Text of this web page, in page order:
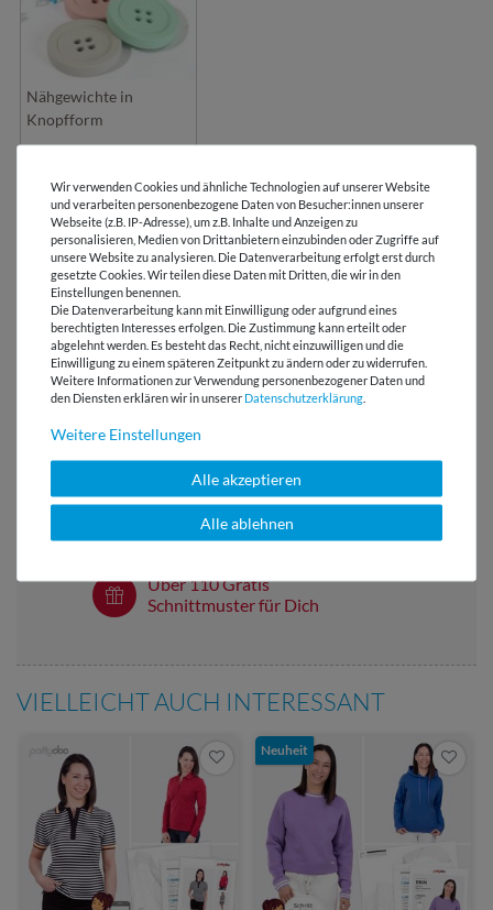
Nähgewichte in
Knopfform
BEWERTUNGEN ( 3 )
HERSTELLERINFORMATIONEN
Versandkostenfrei ab 60 € -
E-Mail Kundenservice
Antwort in 24h
Über 98% positive
Bewertungen
Über 110 Gratis
Schnittmuster für Dich
VIELLEICHT AUCH INTERESSANT
Neuheit
Wir verwenden Cookies und ähnliche Technologien auf unserer Website
und verarbeiten personenbezogene Daten von Besucher:innen unserer
Webseite (z.B. IP-Adresse), um z.B. Inhalte und Anzeigen zu
personalisieren, Medien von Drittanbietern einzubinden oder Zugriffe auf
unsere Website zu analysieren. Die Datenverarbeitung erfolgt erst durch
gesetzte Cookies. Wir teilen diese Daten mit Dritten, die wir in den
Einstellungen benennen.
Die Datenverarbeitung kann mit Einwilligung oder aufgrund eines
berechtigten Interesses erfolgen. Die Zustimmung kann erteilt oder
abgelehnt werden. Es besteht das Recht, nicht einzuwilligen und die
Einwilligung zu einem späteren Zeitpunkt zu ändern oder zu widerrufen.
Weitere Informationen zur Verwendung personenbezogener Daten und
den Diensten erklären wir in unserer Daten­schutz­erklärung
Weitere Einstellungen
Alle akzeptieren
Alle ablehnen